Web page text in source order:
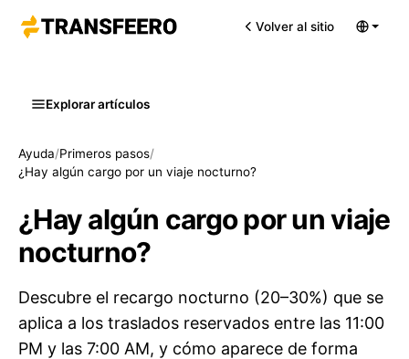
Volver al sitio
Explorar artículos
Ayuda/Primeros pasos/
¿Hay algún cargo por un viaje nocturno?
¿Hay algún cargo por un viaje
nocturno?
Descubre el recargo nocturno (20–30%) que se
aplica a los traslados reservados entre las 11:00
PM y las 7:00 AM, y cómo aparece de forma